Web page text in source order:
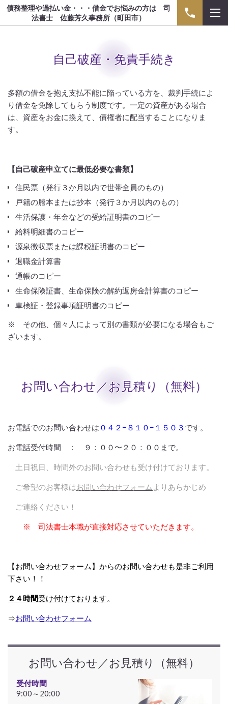
債務整理や過払い金・・・借金でお悩みの方は 司
法書士 佐藤芳久事務所（町田市）
自己破産・免責手続き
多額の借金を抱え支払不能に陥っている方を、裁判手続によ
り借金を免除してもらう制度です。一定の資産がある場合
は、資産をお金に換えて、債権者に配当することになりま
す。
【自己破産申立てに最低必要な書類】
住民票（発行３か月以内で世帯全員のもの）
戸籍の謄本または抄本（発行３か月以内のもの）
生活保護・年金などの受給証明書のコピー
給料明細書のコピー
源泉徴収票または課税証明書のコピー
退職金計算書
通帳のコピー
生命保険証書、生命保険の解約返房金計算書のコピー
車検証・登録事項証明書のコピー
※ その他、個々人によって別の書類が必要になる場合もご
ざいます。
お問い合わせ／お見積り（無料）
お電話でのお問い合わせは ０４２−８１０−１５０３ です。
お電話受付時間 ： ９：００〜２０：００まで。
土日祝日、時間外のお問い合わせも受け付けております。
ご希望のお客様はお問い合わせフォーム よりあらかじめ
ご連絡ください！
※ 司法書士本職が直接対応させていただきます。
【お問い合わせフォーム】からのお問い合わせも是非ご利用
下さい！！
２４時間受け付けております。
⇒お問い合わせフォーム
お問い合わせ／お見積り（無料）
受付時間
9:00～20:00